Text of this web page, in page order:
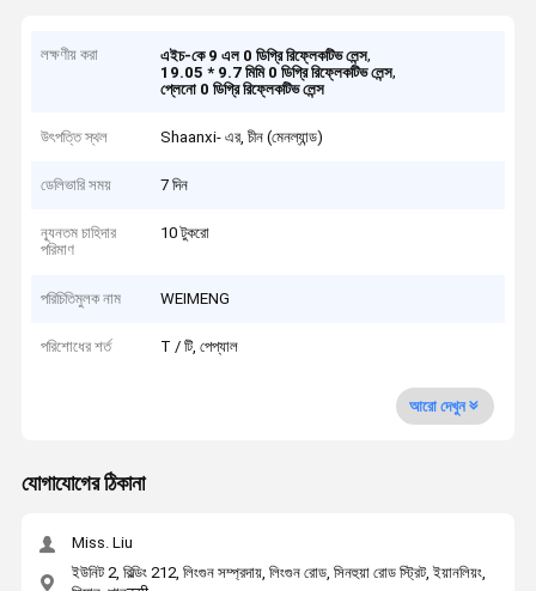
লক্ষণীয় করা এইচ-কে 9 এল 0 ডিগ্রি রিফ্লেকটিভ লেন্স,
19.05 * 9.7 মিমি 0 ডিগ্রি রিফ্লেকটিভ লেন্স,
প্লেনো 0 ডিগ্রি রিফ্লেকটিভ লেন্স
উৎপত্তি স্থল Shaanxi- এর, চীন (মেনল্যান্ড)
ডেলিভারি সময় 7 দিন
ন্যূনতম চাহিদার
পরিমাণ
10 টুকরো
পরিচিতিমুলক নাম WEIMENG
পরিশোধের শর্ত T / টি, পেপ্যাল
আরো দেখুন
যোগাযোগের ঠিকানা
Miss. Liu
ইউনিট 2, বিল্ডিং 212, লিংগুন সম্প্রদায়, লিংগুন রোড, সিনহুয়া রোড স্ট্রিট, ইয়ানলিয়ং,